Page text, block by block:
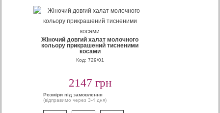
Жіночий довгий халат молочного
кольору прикрашений тисненими
косами
Код: 729/01
2147 грн
Розміри під замовлення
(відправимо через 3-4 дня)